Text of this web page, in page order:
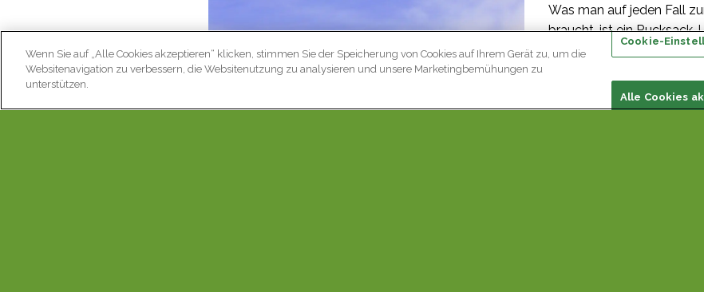
Was man auf jeden Fall
braucht, ist ein Rucksack.
Getränke und
Wählen Sie Ihre Kleidung
Temperatur mit dem
Wenn Sie auf „Alle Cookies akzeptieren“ klicken, stimmen Sie der Speicherung von Cookies auf Ihrem Gerät zu, um die
Websitenavigation zu verbessern, die Websitenutzung zu analysieren und unsere Marketingbemühungen zu
unterstützen.
Cookie-
Alle Cookies